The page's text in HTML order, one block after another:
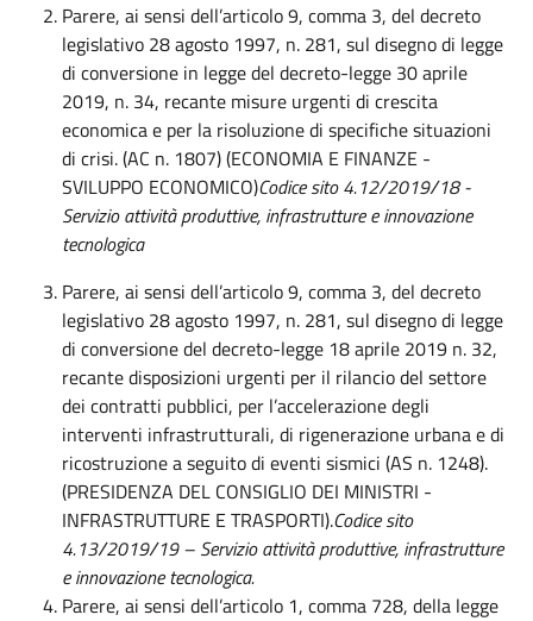
Parere, ai sensi dell’articolo 9, comma 3, del decreto
legislativo 28 agosto 1997, n. 281, sul disegno di legge
di conversione in legge del decreto-legge 30 aprile
2019, n. 34, recante misure urgenti di crescita
economica e per la risoluzione di specifiche situazioni
di crisi. (AC n. 1807) (ECONOMIA E FINANZE -
SVILUPPO ECONOMICO)Codice sito 4.12/2019/18 -
Servizio attività produttive, infrastrutture e innovazione
tecnologica
Parere, ai sensi dell’articolo 9, comma 3, del decreto
legislativo 28 agosto 1997, n. 281, sul disegno di legge
di conversione del decreto-legge 18 aprile 2019 n. 32,
recante disposizioni urgenti per il rilancio del settore
dei contratti pubblici, per l’accelerazione degli
interventi infrastrutturali, di rigenerazione urbana e di
ricostruzione a seguito di eventi sismici (AS n. 1248).
(PRESIDENZA DEL CONSIGLIO DEI MINISTRI -
INFRASTRUTTURE E TRASPORTI).Codice sito
4.13/2019/19 – Servizio attività produttive, infrastrutture
e innovazione tecnologica.
Parere, ai sensi dell’articolo 1, comma 728, della legge